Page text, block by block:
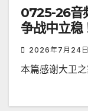
0725-26音
争战中立稳
2026年7月24日
本篇感谢大卫